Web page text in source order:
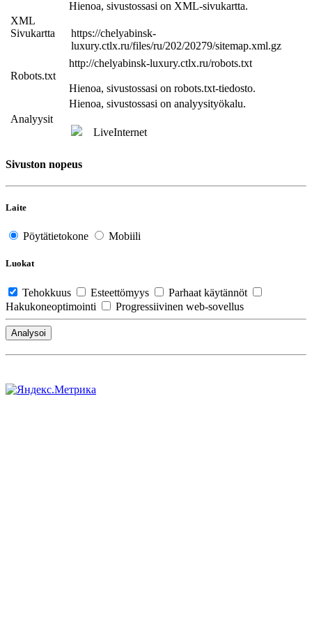
XML
Sivukartta
Hienoa, sivustossasi on XML-sivukartta.
https://chelyabinsk-
luxury.ctlx.ru/files/ru/202/20279/sitemap.xml.gz
Robots.txt
http://chelyabinsk-luxury.ctlx.ru/robots.txt
Hienoa, sivustossasi on robots.txt-tiedosto.
Analyysit
Hienoa, sivustossasi on analyysityökalu.
LiveInternet
Sivuston nopeus
Laite
Pöytätietokone Mobiili
Luokat
Tehokkuus Esteettömyys
Parhaat käytännöt
Hakukoneoptimointi
Progressiivinen web-sovellus
Analysoi